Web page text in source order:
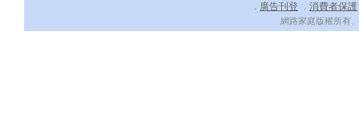
． 廣告刊登 ． 消費者保護
網路家庭版權所有